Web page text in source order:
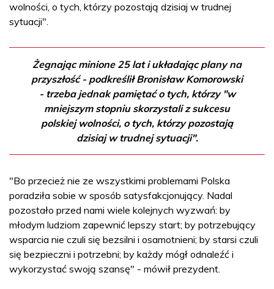
wolności, o tych, którzy pozostają dzisiaj w trudnej
sytuacji".
Żegnając minione 25 lat i układając plany na
przyszłość - podkreślił Bronisław Komorowski
- trzeba jednak pamiętać o tych, którzy "w
mniejszym stopniu skorzystali z sukcesu
polskiej wolności, o tych, którzy pozostają
dzisiaj w trudnej sytuacji".
"Bo przecież nie ze wszystkimi problemami Polska
poradziła sobie w sposób satysfakcjonujący. Nadal
pozostało przed nami wiele kolejnych wyzwań: by
młodym ludziom zapewnić lepszy start; by potrzebujący
wsparcia nie czuli się bezsilni i osamotnieni; by starsi czuli
się bezpieczni i potrzebni; by każdy mógł odnaleźć i
wykorzystać swoją szansę" - mówił prezydent.